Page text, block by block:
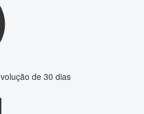
de 30 dias